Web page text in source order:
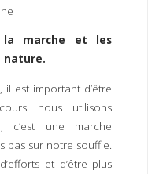
la marche et les
nature.
est important d’être
nous utilisons
c’est une marche
pas sur notre souffle.
et d’être plus